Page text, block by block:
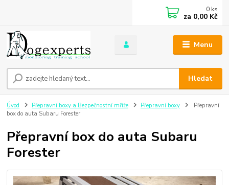
Menu
Hledat
0 ks
za 0,00 Kč
Úvod Přepravní boxy a Bezpečnostní mříže Přepravní boxy
Přepravní
box do auta Subaru Forester
Přepravní box do auta Subaru
Forester